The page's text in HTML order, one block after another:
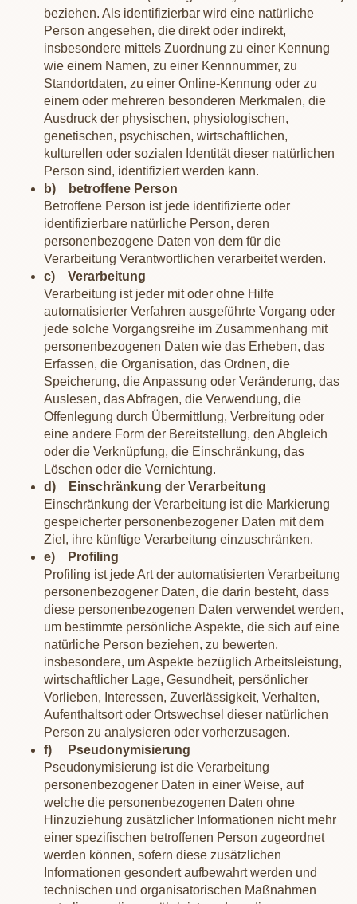
beziehen. Als identifizierbar wird eine natürliche
Person angesehen, die direkt oder indirekt,
insbesondere mittels Zuordnung zu einer Kennung
wie einem Namen, zu einer Kennnummer, zu
Standortdaten, zu einer Online-Kennung oder zu
einem oder mehreren besonderen Merkmalen, die
Ausdruck der physischen, physiologischen,
genetischen, psychischen, wirtschaftlichen,
kulturellen oder sozialen Identität dieser natürlichen
Person sind, identifiziert werden kann.
b) betroffene Person
Betroffene Person ist jede identifizierte oder
identifizierbare natürliche Person, deren
personenbezogene Daten von dem für die
Verarbeitung Verantwortlichen verarbeitet werden.
c) Verarbeitung
Verarbeitung ist jeder mit oder ohne Hilfe
automatisierter Verfahren ausgeführte Vorgang oder
jede solche Vorgangsreihe im Zusammenhang mit
personenbezogenen Daten wie das Erheben, das
Erfassen, die Organisation, das Ordnen, die
Speicherung, die Anpassung oder Veränderung, das
Auslesen, das Abfragen, die Verwendung, die
Offenlegung durch Übermittlung, Verbreitung oder
eine andere Form der Bereitstellung, den Abgleich
oder die Verknüpfung, die Einschränkung, das
Löschen oder die Vernichtung.
d) Einschränkung der Verarbeitung
Einschränkung der Verarbeitung ist die Markierung
gespeicherter personenbezogener Daten mit dem
Ziel, ihre künftige Verarbeitung einzuschränken.
e) Profiling
Profiling ist jede Art der automatisierten Verarbeitung
personenbezogener Daten, die darin besteht, dass
diese personenbezogenen Daten verwendet werden,
um bestimmte persönliche Aspekte, die sich auf eine
natürliche Person beziehen, zu bewerten,
insbesondere, um Aspekte bezüglich Arbeitsleistung,
wirtschaftlicher Lage, Gesundheit, persönlicher
Vorlieben, Interessen, Zuverlässigkeit, Verhalten,
Aufenthaltsort oder Ortswechsel dieser natürlichen
Person zu analysieren oder vorherzusagen.
f) Pseudonymisierung
Pseudonymisierung ist die Verarbeitung
personenbezogener Daten in einer Weise, auf
welche die personenbezogenen Daten ohne
Hinzuziehung zusätzlicher Informationen nicht mehr
einer spezifischen betroffenen Person zugeordnet
werden können, sofern diese zusätzlichen
Informationen gesondert aufbewahrt werden und
technischen und organisatorischen Maßnahmen